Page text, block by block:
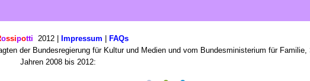
ossipotti 2012 | Impressum | FAQs
der Bundesregierung für Kultur und Medien und vom Bundesministerium für
Jahren 2008 bis 2012: